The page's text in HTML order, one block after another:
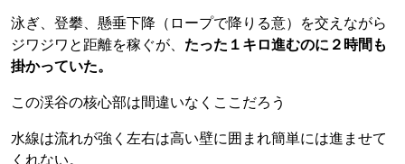
泳ぎ、登攀、懸垂下降（ロープで降りる意）を交えながら
ジワジワと距離を稼ぐが、 たった１キロ進むのに２時間も
掛かっていた。
この渓谷の核心部は間違いなくここだろう
水線は流れが強く左右は高い壁に囲まれ簡単には進ませて
くれない。